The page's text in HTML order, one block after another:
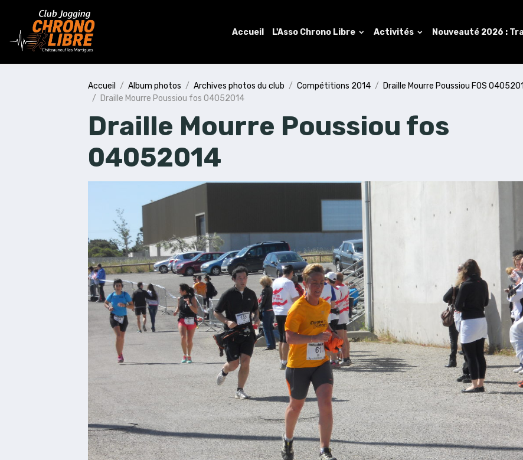
Accueil L'Asso Chrono Libre Activités Nouveauté 2026 :
Accueil Album photos Archives photos du club Compétitions 2014
Draille Mourre Poussiou FOS
Draille Mourre Poussiou fos 04052014
Draille Mourre Poussiou fos
04052014